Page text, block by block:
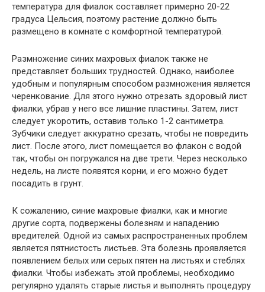
температура для фиалок составляет примерно 20-22
градуса Цельсия, поэтому растение должно быть
размещено в комнате с комфортной температурой.
Размножение синих махровых фиалок также не
представляет больших трудностей. Однако, наиболее
удобным и популярным способом размножения является
черенкование. Для этого нужно отрезать здоровый лист
фиалки, убрав у него все лишние пластины. Затем, лист
следует укоротить, оставив только 1-2 сантиметра.
Зубчики следует аккуратно срезать, чтобы не повредить
лист. После этого, лист помещается во флакон с водой
так, чтобы он погружался на две трети. Через несколько
недель, на листе появятся корни, и его можно будет
посадить в грунт.
К сожалению, синие махровые фиалки, как и многие
другие сорта, подвержены болезням и нападению
вредителей. Одной из самых распространенных проблем
является пятнистость листьев. Эта болезнь проявляется
появлением белых или серых пятен на листьях и стеблях
фиалки. Чтобы избежать этой проблемы, необходимо
регулярно удалять старые листья и выполнять процедуру